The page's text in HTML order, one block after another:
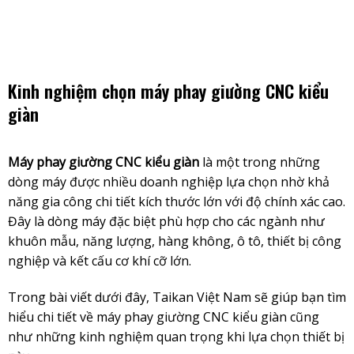
Kinh nghiệm chọn máy phay giường CNC kiểu
giàn
Máy phay giường CNC kiểu giànlà một trong những
dòng máy được nhiều doanh nghiệp lựa chọn nhờ khả
năng gia công chi tiết kích thước lớn với độ chính xác cao.
Đây là dòng máy đặc biệt phù hợp cho các ngành như
khuôn mẫu, năng lượng, hàng không, ô tô, thiết bị công
nghiệp và kết cấu cơ khí cỡ lớn.
Trong bài viết dưới đây, Taikan Việt Nam sẽ giúp bạn tìm
hiểu chi tiết về máy phay giường CNC kiểu giàn cũng
như những kinh nghiệm quan trọng khi lựa chọn thiết bị